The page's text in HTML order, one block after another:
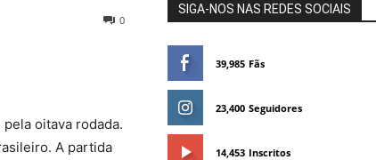
0
oitava rodada.
A partida
SIGA-NOS NAS REDES SOCIAIS
39,985 Fãs
23,400 Seguidores
14,453 Inscritos